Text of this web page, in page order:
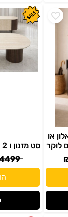
או
לוקר
סט מזנון ו 2 שולחנות דגם מיילי
4499